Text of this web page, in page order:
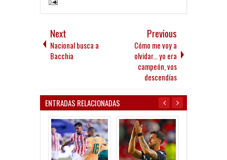
Next
Nacional busca a
Bacchia
Previous
Cómo me voy a
olvidar... yo era
campeón, vos
descendías
ENTRADAS RELACIONADAS